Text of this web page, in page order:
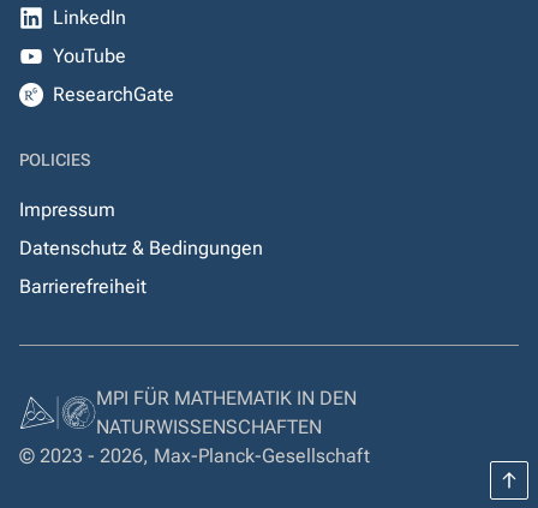
LinkedIn
YouTube
ResearchGate
POLICIES
Impressum
Datenschutz & Bedingungen
Barrierefreiheit
MPI FÜR MATHEMATIK IN DEN
NATURWISSENSCHAFTEN
© 2023 - 2026, Max-Planck-Gesellschaft